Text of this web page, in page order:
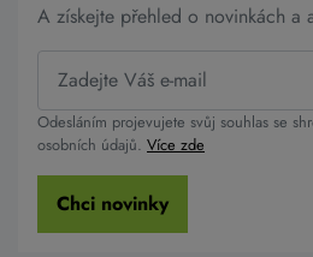
A získejte přehled o novinkách a
Odesláním projevujete svůj souhlas se
osobních údajů. Více zde
Chci novinky